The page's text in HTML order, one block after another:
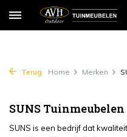
Terug Home Merken
SUNS Tuinmeubelen
SUNS is een bedrijf dat